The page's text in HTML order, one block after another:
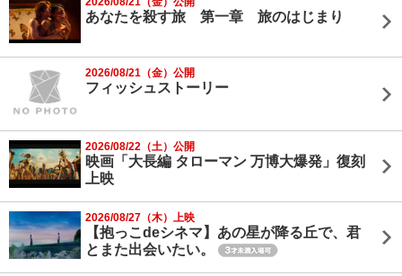
あなたを殺す旅 第一章 旅のはじまり
2026/08/21（金）公開
フィッシュストーリー
2026/08/22（土）公開
映画「大長編 タローマン 万博大爆発」復刻
上映
2026/08/27（木）上映
【抱っこdeシネマ】あの星が降る丘で、君
とまた出会いたい。